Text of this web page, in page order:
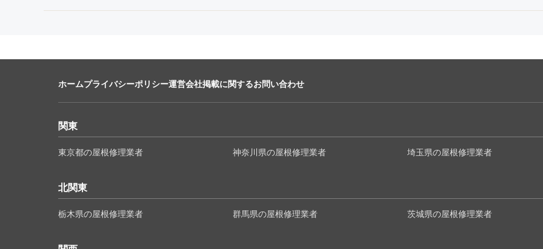
ホームプライバシーポリシー運営会社掲載に関するお問い合わせ
関東
東京都の屋根修理業者 神奈川県の屋根修理業者 埼玉県の屋根修理業者
北関東
栃木県の屋根修理業者 群馬県の屋根修理業者 茨城県の屋根修理業者